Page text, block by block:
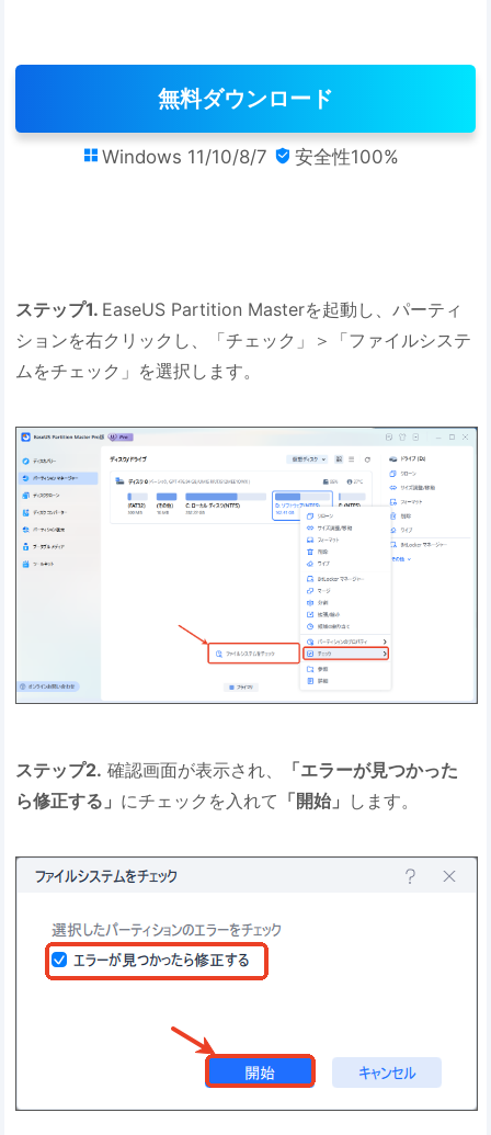
無料ダウンロード
 Windows 11/10/8/7  安全性100%
ステップ1. EaseUS Partition Masterを起動し、パーティ
ションを右クリックし、「チェック」＞「ファイルシステ
ムをチェック」を選択します。
ステップ2. 確認画面が表示され、
「エラーが見つかった
ら修正する」 にチェックを入れて 「開始」 します。